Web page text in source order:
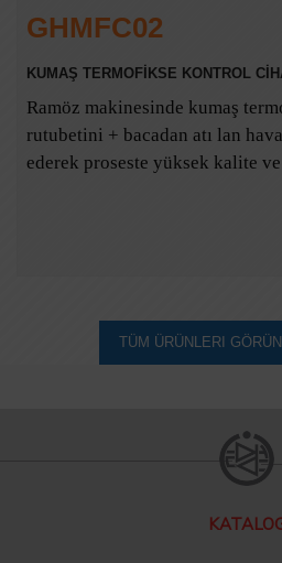
GHMFC02
KUMAŞ TERMOFİKSE KONTROL
Ramöz makinesinde kumaş
rutubetini + bacadan atı lan
ederek proseste yüksek kalite
TÜM ÜRÜNLERI